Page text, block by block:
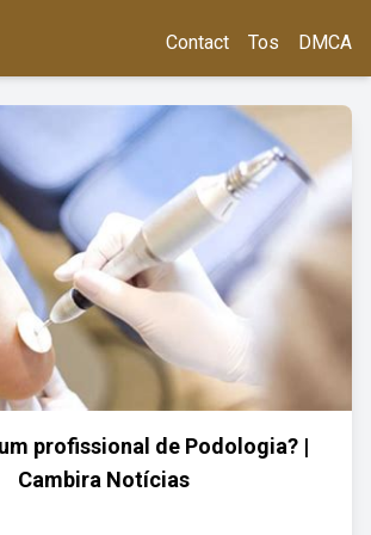
Contact Tos DMCA
profissional de Podologia? |
Cambira Notícias